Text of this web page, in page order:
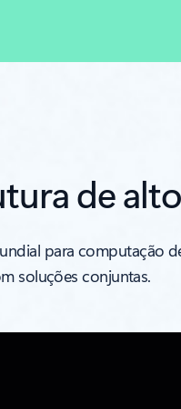
de
para computação
soluções conjuntas.